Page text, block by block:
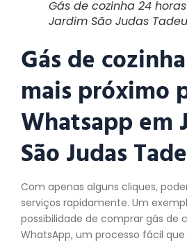
Gás de cozinha 24
Jardim São Judas Tadeu
Gás de
mais próximo
Whatsapp em
São Judas
Com apenas alguns cliques,
serviços rapidamente. Um
possibilidade de comprar gás de
WhatsApp, um processo fácil